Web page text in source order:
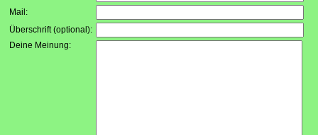
Mail:
Überschrift (optional):
Deine Meinung: